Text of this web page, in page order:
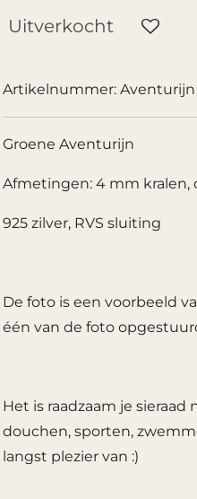
Uitverkocht
Artikelnummer:
Groene Aventurijn
Afmetingen: 4 mm kralen,
925 zilver, RVS sluiting
De foto is een voorbeeld
één van de foto
Het is raadzaam je
douchen, sporten,
langst plezier van :)